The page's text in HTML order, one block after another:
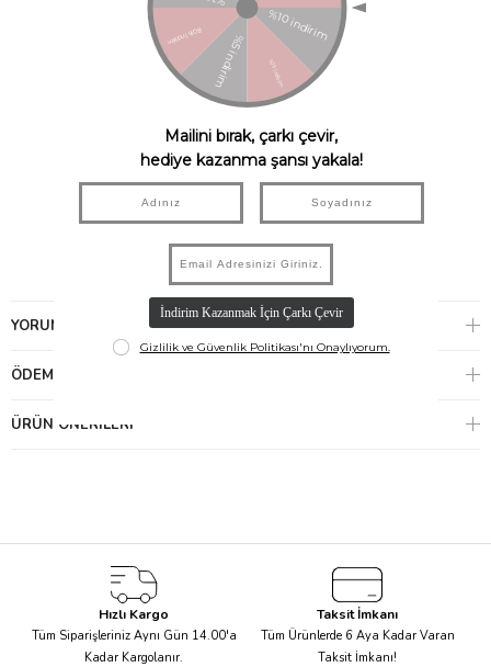
Nefes alabilen doğal lifler ile yumuşak kumaş yapısına
TOG dereceli ısı koruma özelliğine sahiptir
2 yaşa kadar kıvrılabilir eldiven, her yaşta kıvrılabilir patik
Uyku tulumlarımızın içerisine giydirilebilir
Fermuar cebi ile bebeğinizin hassas cildini korur
Üç yönlü fermuarları ile kolay bez değişimi sağlar
Esnek, dar kalıbı hareket özgürlüğü sağlar
Örtü gerektirmez
Makinede yıkanabilir
YORUMLAR
ÖDEME SEÇENEKLERI
ÜRÜN ÖNERILERI
Hızlı Kargo
Tüm Siparişleriniz Aynı Gün 14.00'a
Kadar Kargolanır.
Taksit İmkanı
Tüm Ürünlerde 6 Aya Kadar Varan
Taksit İmkanı!